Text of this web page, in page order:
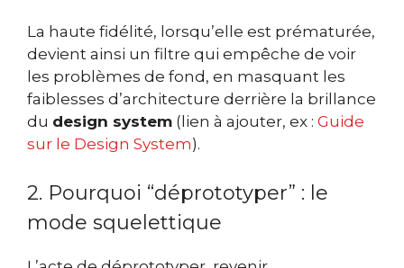
La haute fidélité, lorsqu’elle est prématurée,
devient ainsi un filtre qui empêche de voir
les problèmes de fond, en masquant les
faiblesses d’architecture derrière la brillance
du design system (lien à ajouter, ex : Guide
sur le Design System).
2. Pourquoi “déprototyper” : le
mode squelettique